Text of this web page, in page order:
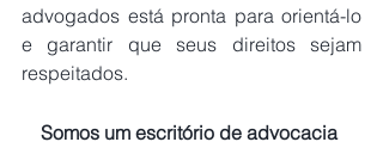
advogados está pronta para orientá-lo
e garantir que seus direitos sejam
respeitados.
Somos um escritório de advocacia